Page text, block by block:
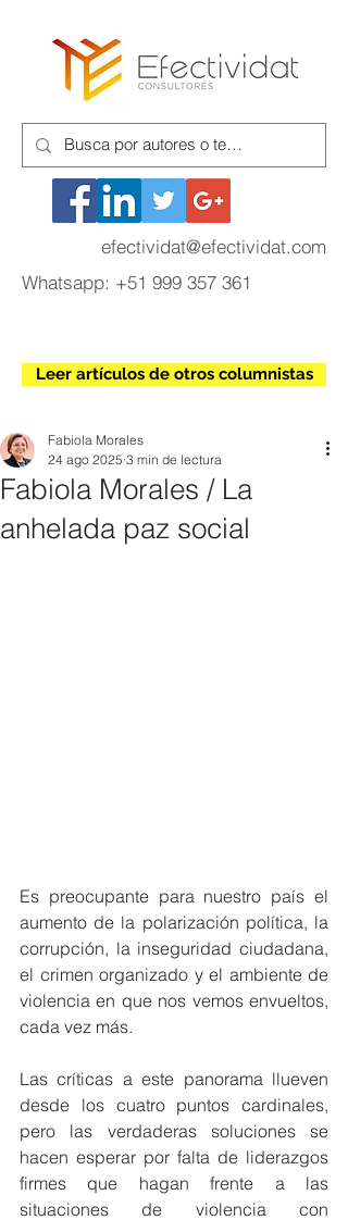
efectividat@efectividat.com
Whatsapp: +51 999 357 361
Leer artículos de otros columnistas
Fabiola Morales / La
anhelada paz social
Fabiola Morales
24 ago 2025 3 min de lectura
Es preocupante para nuestro país el
aumento de la polarización política, la
corrupción, la inseguridad ciudadana,
el crimen organizado y el ambiente de
violencia en que nos vemos envueltos,
cada vez más.
Las críticas a este panorama llueven
desde los cuatro puntos cardinales,
pero las verdaderas soluciones se
hacen esperar por falta de liderazgos
firmes que hagan frente a las
situaciones de violencia con